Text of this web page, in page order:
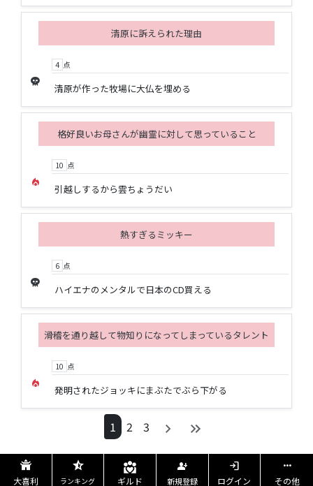
清原に訴えられた理由
skull
4 点
清原が作った牧場に大仏を埋める
格好良いお母さんが幽霊に対して思っていること
local_fire_department
10 点
引越しするから雲ちょうだい
熱すぎるミッキー
skull
6 点
ハイエナのメンタルで日本のCD買える
滑稽を通り越して物知りになってしまっているタレント
local_fire_department
10 点
発明されたジョッキにまぶたでぶら下がる
1 2 3
temple_buddhist
大喜利
star_half
ランキング ギルド
person_add
新規登録
login
ログイン
more_horiz
その他